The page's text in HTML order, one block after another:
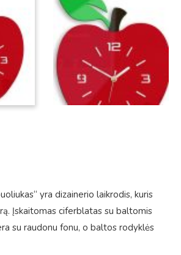
yra dizainerio laikrodis, kuris
Įskaitomas ciferblatas su baltomis
su raudonu fonu, o baltos rodyklės